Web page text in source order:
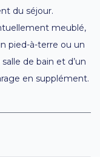
du séjour.
meublé,
pied-à-terre ou un
de bain et d’un
en supplément.